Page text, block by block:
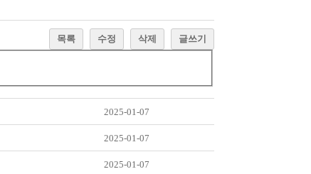
목록 수정 삭제 글쓰기
2025-01-07
2025-01-07
2025-01-07